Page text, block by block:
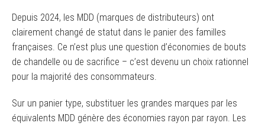
Depuis 2024, les MDD (marques de distributeurs) ont
clairement changé de statut dans le panier des familles
françaises. Ce n’est plus une question d’économies de bouts
de chandelle ou de sacrifice – c’est devenu un choix rationnel
pour la majorité des consommateurs.
Sur un panier type, substituer les grandes marques par les
équivalents MDD génère des économies rayon par rayon. Les